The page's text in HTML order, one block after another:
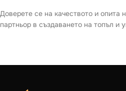
Доверете се на качеството и опита
партньор в създаването на топъл и